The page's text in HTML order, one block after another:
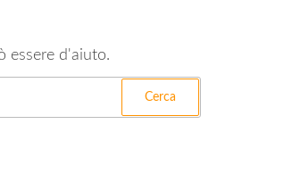
essere d'aiuto.